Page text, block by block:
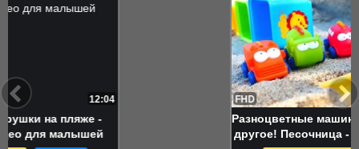
17:08
Разноцветные машинки строят трассу и
другое! Песочница - Видео для детей и